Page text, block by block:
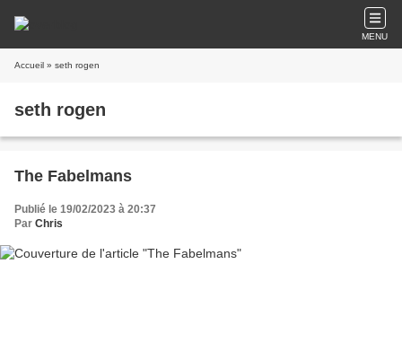
MENU
Accueil » seth rogen
seth rogen
The Fabelmans
Publié le 19/02/2023 à 20:37
Par Chris